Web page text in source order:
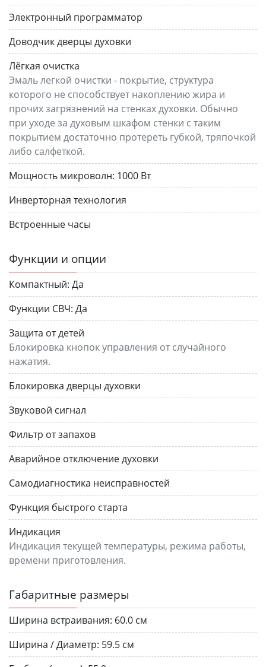
Электронный программатор
Доводчик дверцы духовки
Лёгкая очистка
Эмаль легкой очистки - покрытие, структура
которого не способствует накоплению жира и
прочих загрязнений на стенках духовки. Обычно
при уходе за духовым шкафом стенки с таким
покрытием достаточно протереть губкой, тряпочкой
либо салфеткой.
Мощность микроволн: 1000 Вт
Инверторная технология
Встроенные часы
Функции и опции
Компактный: Да
Функции СВЧ: Да
Защита от детей
Блокировка кнопок управления от случайного
нажатия.
Блокировка дверцы духовки
Звуковой сигнал
Фильтр от запахов
Аварийное отключение духовки
Самодиагностика неисправностей
Функция быстрого старта
Индикация
Индикация текущей температуры, режима работы,
времени приготовления.
Габаритные размеры
Ширина встраивания: 60.0 см
Ширина / Диаметр: 59.5 см